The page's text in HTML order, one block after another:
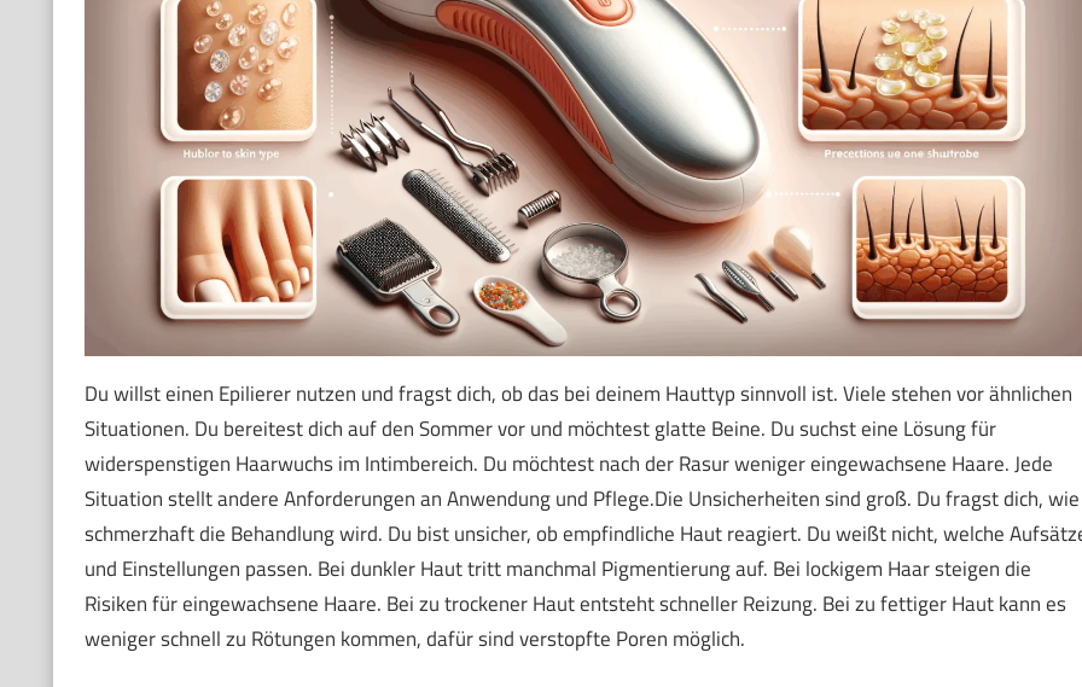
Du willst einen Epilierer nutzen und fragst dich, ob das bei deinem Hauttyp sinnvoll ist. Viele stehen vor ähnlichen
Situationen. Du bereitest dich auf den Sommer vor und möchtest glatte Beine. Du suchst eine Lösung für
widerspenstigen Haarwuchs im Intimbereich. Du möchtest nach der Rasur weniger eingewachsene Haare. Jede
Situation stellt andere Anforderungen an Anwendung und Pflege.Die Unsicherheiten sind groß. Du fragst dich, wie
schmerzhaft die Behandlung wird. Du bist unsicher, ob empfindliche Haut reagiert. Du weißt nicht, welche
und Einstellungen passen. Bei dunkler Haut tritt manchmal Pigmentierung auf. Bei lockigem Haar steigen die
Risiken für eingewachsene Haare. Bei zu trockener Haut entsteht schneller Reizung. Bei zu fettiger Haut kann es
weniger schnell zu Rötungen kommen, dafür sind verstopfte Poren möglich.